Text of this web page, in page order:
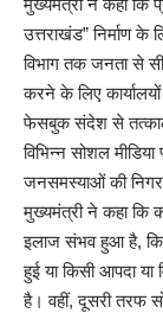
मुख्यमंत्री ने कहा कि
उत्तराखंड” निर्माण
विभाग तक जनता से
करने के लिए
फेसबुक संदेश से तत्काल
विभिन्न सोशल
जनसमस्याओं की
मुख्यमंत्री ने कहा कि
इलाज संभव हुआ है,
हुई या किसी आपदा या
है। वहीं, दूसरी तरफ